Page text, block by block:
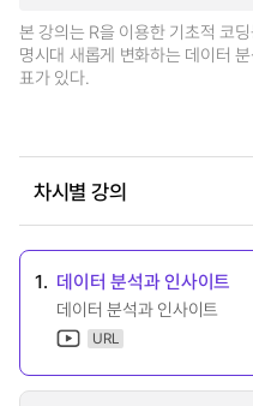
본 강의는 R을 이용한 기초적 코
명시대 새롭게 변화하는 데이터
표가 있다.
차시별 강의
1. 데이터 분석과 인사이트
데이터 분석과 인사이트
URL